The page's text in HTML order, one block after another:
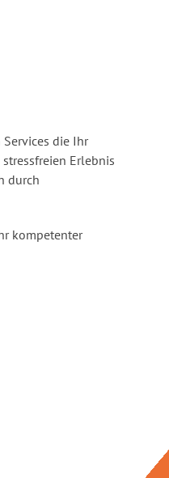
die Ihr
Erlebnis
durch
kompetenter